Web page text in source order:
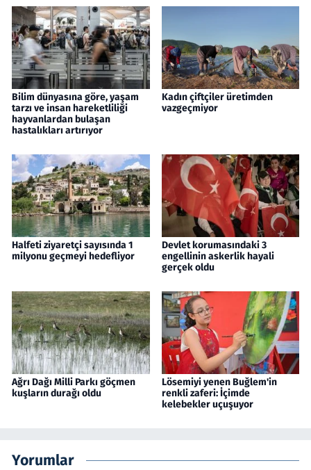
Bilim dünyasına göre, yaşam
tarzı ve insan hareketliliği
hayvanlardan bulaşan
hastalıkları artırıyor
Kadın çiftçiler üretimden
vazgeçmiyor
Halfeti ziyaretçi sayısında 1
milyonu geçmeyi hedefliyor
Devlet korumasındaki 3
engellinin askerlik hayali
gerçek oldu
Ağrı Dağı Milli Parkı göçmen
kuşların durağı oldu
Lösemiyi yenen Buğlem'in
renkli zaferi: İçimde
kelebekler uçuşuyor
Yorumlar